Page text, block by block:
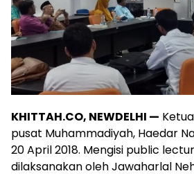
KHITTAH.CO, NEWDELHI —
pusat Muhammadiyah, Haedar
20 April 2018. Mengisi public
dilaksanakan oleh Jawaharlal